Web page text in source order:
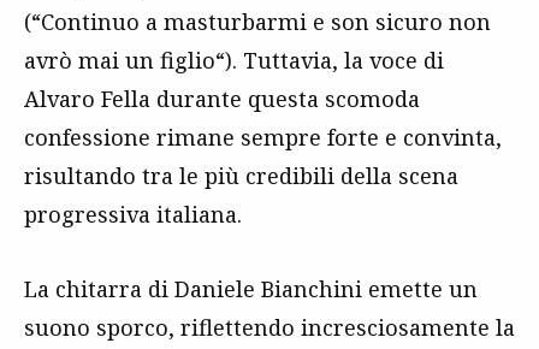
(“Continuo a masturbarmi e son sicuro non
avrò mai un figlio“). Tuttavia, la voce di
Alvaro Fella durante questa scomoda
confessione rimane sempre forte e convinta,
risultando tra le più credibili della scena
progressiva italiana.
La chitarra di Daniele Bianchini emette un
suono sporco, riflettendo incresciosamente la